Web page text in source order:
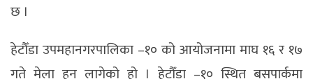
छ ।
हेटौँडा उपमहानगरपालिका –१० को आयोजनामा माघ १६ र १७
गते मेला हुन लागेको हो । हेटौँडा –१० स्थित बसपार्कमा